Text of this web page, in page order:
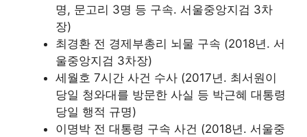
명, 문고리 3명 등 구속. 서울중앙지검 3차
장)
최경환 전 경제부총리 뇌물 구속 (2018년. 서
울중앙지검 3차장)
세월호 7시간 사건 수사 (2017년. 최서원이
당일 청와대를 방문한 사실 등 박근혜 대통령
당일 행적 규명)
이명박 전 대통령 구속 사건 (2018년. 서울중